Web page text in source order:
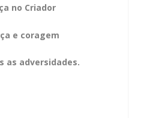
no Criador
e coragem
as adversidades.